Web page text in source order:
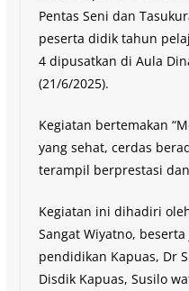
Pentas Seni dan
peserta didik tahun
4 dipusatkan di Aula
(21/6/2025).
Kegiatan bertemakan
yang sehat, cerdas
terampil berprestasi
Kegiatan ini dihadiri
Sangat Wiyatno,
pendidikan Kapuas, Dr
Disdik Kapuas, Susilo